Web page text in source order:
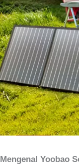
Mengenal Yoobao